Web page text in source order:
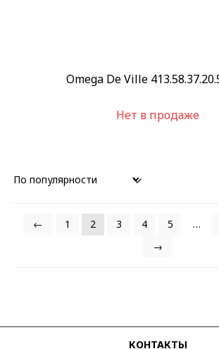
Omega De Ville
Нет в продаже
← 1 2 3 4 5 …
→
КОНТАКТЫ